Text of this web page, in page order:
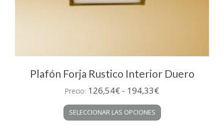
Plafón Forja Rustico Interior Duero
Precio: 126,54€ - 194,33€Rango
de
precios:
SELECCIONAR LAS OPCIONES
Este
producto